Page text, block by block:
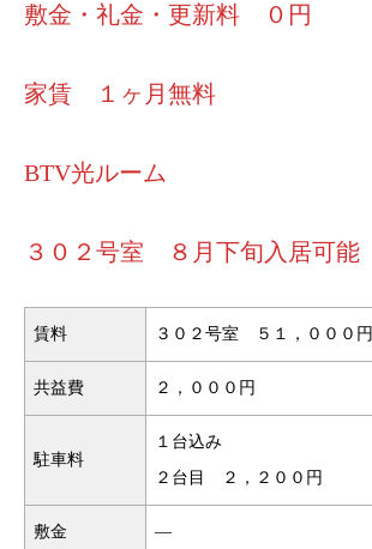
敷金・礼金・更新料 ０円
家賃 １ヶ月無料
BTV光ルーム
３０２号室 ８月下旬入居可能
賃料 ３０２号室 ５１，０００円
共益費 ２，０００円
駐車料
１台込み
２台目 ２，２００円
敷金 ―